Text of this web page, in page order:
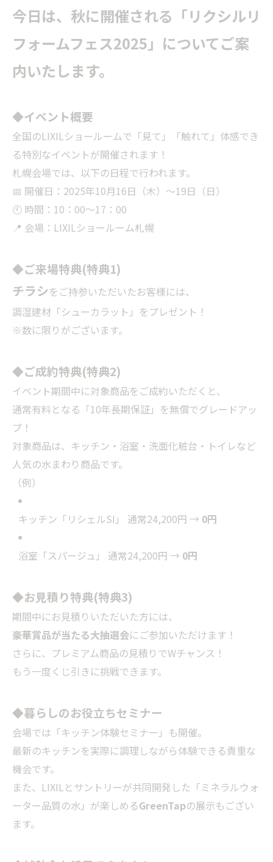
今日は、秋に開催される「リクシルリ
フォームフェス2025」についてご案
内いたします。
◆イベント概要
全国のLIXILショールームで「見て」「触れて」体感でき
る特別なイベントが開催されます！
札幌会場では、以下の日程で行われます。
📅 開催日：2025年10月16日（木）～19日（日）
🕙 時間：10：00～17：00
📍 会場：LIXILショールーム札幌
◆ご来場特典(特典1)
チラシをご持参いただいたお客様には、
調湿建材「シューカラット」をプレゼント！
※数に限りがございます。
◆ご成約特典(特典2)
イベント期間中に対象商品をご成約いただくと、
通常有料となる「10年長期保証」を無償でグレードアッ
プ！
対象商品は、キッチン・浴室・洗面化粧台・トイレなど
人気の水まわり商品です。
（例）
キッチン「リシェルSI」 通常24,200円 → 0円
浴室「スパージュ」 通常24,200円 → 0円
◆お見積り特典(特典3)
期間中にお見積りいただいた方には、
豪華賞品が当たる大抽選会にご参加いただけます！
さらに、プレミアム商品の見積りでWチャンス！
もう一度くじ引きに挑戦できます。
◆暮らしのお役立ちセミナー
会場では「キッチン体験セミナー」も開催。
最新のキッチンを実際に調理しながら体験できる貴重な
機会です。
また、LIXILとサントリーが共同開発した「ミネラルウォ
ーター品質の水」が楽しめるGreenTapの展示もござい
ます。